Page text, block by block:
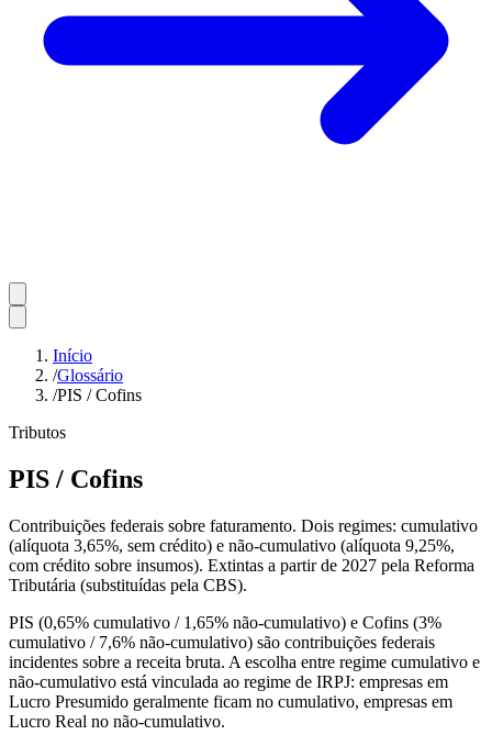
Início
/Glossário
/PIS / Cofins
Tributos
PIS / Cofins
Contribuições federais sobre faturamento. Dois regimes: cumulativo
(alíquota 3,65%, sem crédito) e não-cumulativo (alíquota 9,25%,
com crédito sobre insumos). Extintas a partir de 2027 pela Reforma
Tributária (substituídas pela CBS).
PIS (0,65% cumulativo / 1,65% não-cumulativo) e Cofins (3%
cumulativo / 7,6% não-cumulativo) são contribuições federais
incidentes sobre a receita bruta. A escolha entre regime cumulativo e
não-cumulativo está vinculada ao regime de IRPJ: empresas em
Lucro Presumido geralmente ficam no cumulativo, empresas em
Lucro Real no não-cumulativo.